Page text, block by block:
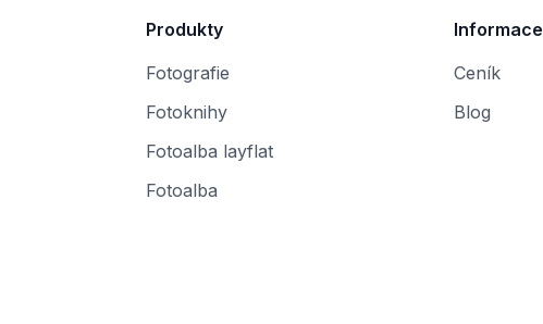
Produkty
Fotografie
Fotoknihy
Fotoalba layflat
Fotoalba
Informace
Ceník
Blog